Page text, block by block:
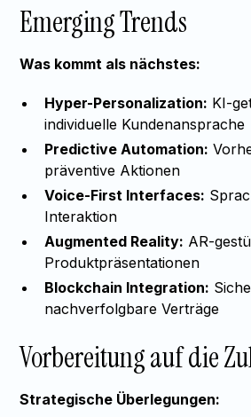
Emerging Trends
Was kommt als nächstes:
Hyper-Personalization: KI-
individuelle Kundenansprache
Predictive Automation:
präventive Aktionen
Voice-First Interfaces:
Interaktion
Augmented Reality: AR-
Produktpräsentationen
Blockchain Integration:
nachverfolgbare Verträge
Vorbereitung auf die
Strategische Überlegungen: